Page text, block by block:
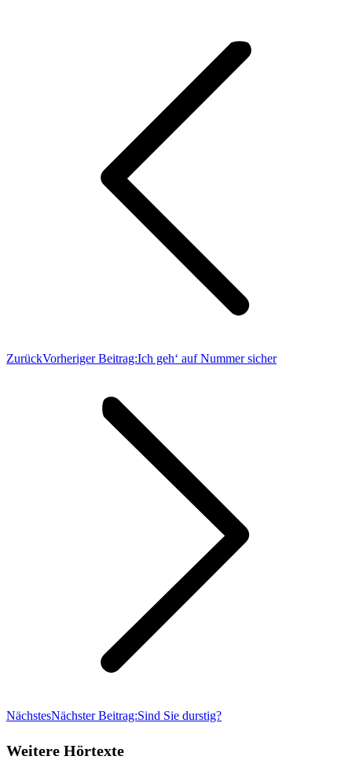
ZurückVorheriger Beitrag:Ich geh‘ auf Nummer sicher
NächstesNächster Beitrag:Sind Sie durstig?
Weitere Hörtexte